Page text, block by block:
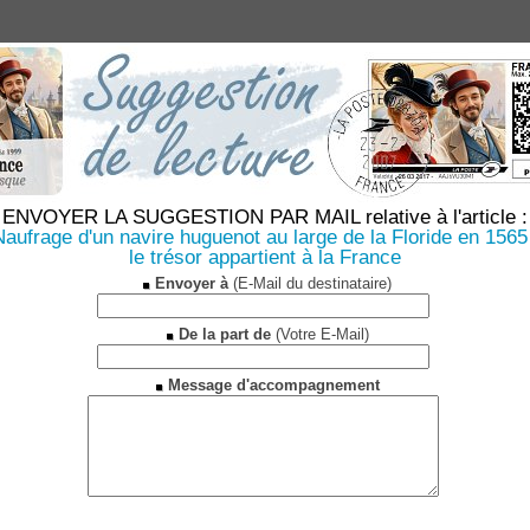
ENVOYER LA SUGGESTION PAR MAIL relative à l'article :
d'un navire huguenot au large de la Floride en
le trésor appartient à la France
Envoyer à(E-Mail du destinataire)
De la part de(Votre E-Mail)
Message d'accompagnement